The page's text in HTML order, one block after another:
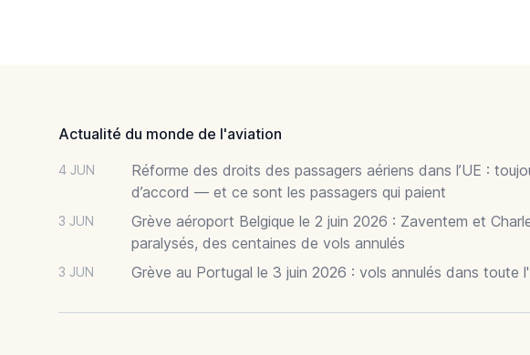
Actualité du monde de l'aviation
4 JUN
Réforme des droits des passagers aériens dans l’UE :
d’accord — et ce sont les passagers qui paient
3 JUN
Grève aéroport Belgique le 2 juin 2026 : Zaventem et
paralysés, des centaines de vols annulés
3 JUN Grève au Portugal le 3 juin 2026 : vols annulés dans toute